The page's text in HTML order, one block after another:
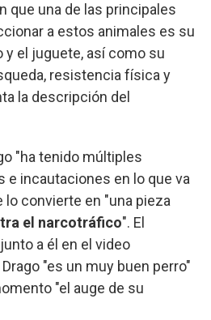
que una de las principales
a estos animales es su
y el juguete, así como su
resistencia física y
la descripción del
"ha tenido múltiples
e incautaciones en lo que va
lo convierte en "una pieza
el narcotráfico". El
a él en el video
"es un muy buen perro"
"el auge de su